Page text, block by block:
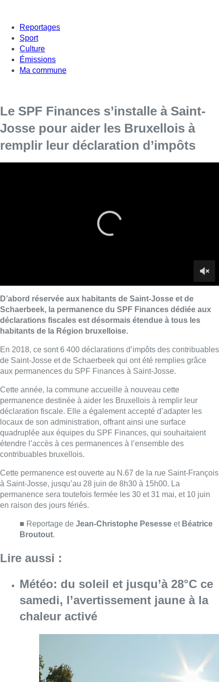
Reportages
Sport
Culture
Émissions
Ma commune
Le SPF Finances s’installe à Saint-
Josse pour aider les Bruxellois à
remplir leur déclaration d’impôts
En 2018, ce sont 6 400 déclarations d’impôts des contribuables
de Saint-Josse et de Schaerbeek qui ont été remplies grâce
déclaration fiscale. Elle a également accepté d’adapter les
quadruplée aux équipes du SPF Finances, qui souhaitaient
étendre l’accès à ces permanences à l’ensemble des
contribuables bruxellois.
à Saint-Josse, jusqu’au 28 juin de 8h30 à 15h00. La
permanence sera toutefois fermée les 30 et 31 mai, et 10 juin
en raison des jours fériés.
■ Reportage deJean-Christophe Pesesseet
Broutout.
Lire aussi :
Météo: du soleil et jusqu’à 28°C ce
samedi, l’avertissement jaune à la
chaleur activé
08 août 2026Consulter l'article "Météo: du soleil et